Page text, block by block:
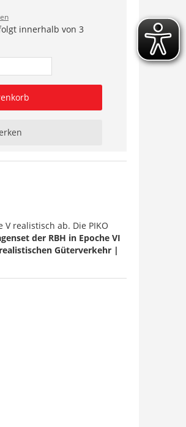
innerhalb von 3
realistisch ab. Die PIKO
der RBH in Epoche VI
Güterverkehr |